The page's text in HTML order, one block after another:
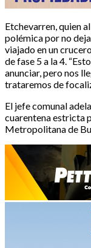
Etchevarren, quien
polémica por no
viajado en un
de fase 5 a la 4.
anunciar, pero nos
trataremos de
El jefe comunal
cuarentena estricta
Metropolitana de